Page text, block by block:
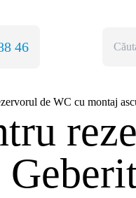
46
de WC cu montaj